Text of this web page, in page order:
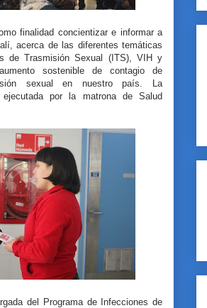
finalidad concientizar e informar a
acerca de las diferentes temáticas
de Trasmisión Sexual (ITS), VIH y
sostenible de contagio de
sexual en nuestro país. La
por la matrona de Salud
del Programa de Infecciones de